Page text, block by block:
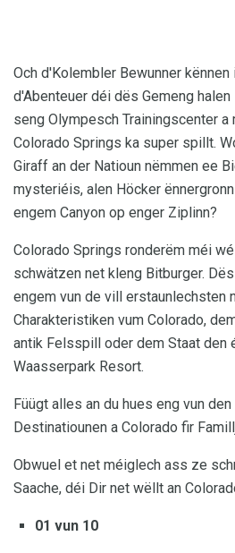
Och d'Kolembler Bewunner
d'Abenteuer déi dës Gemeng
seng Olympesch Trainingscenter
Colorado Springs ka super spillt.
Giraff an der Natioun nëmmen ee
mysteriéis, alen Höcker
engem Canyon op enger Ziplinn?
Colorado Springs ronderëm méi
schwätzen net kleng Bitburger.
engem vun de vill erstaunlechsten
Charakteristiken vum Colorado,
antik Felsspill oder dem Staat den
Waasserpark Resort.
Füügt alles an du hues eng vun
Destinatiounen a Colorado fir
Obwuel et net méiglech ass ze
Saache, déi Dir net wëllt an
01 vun 10